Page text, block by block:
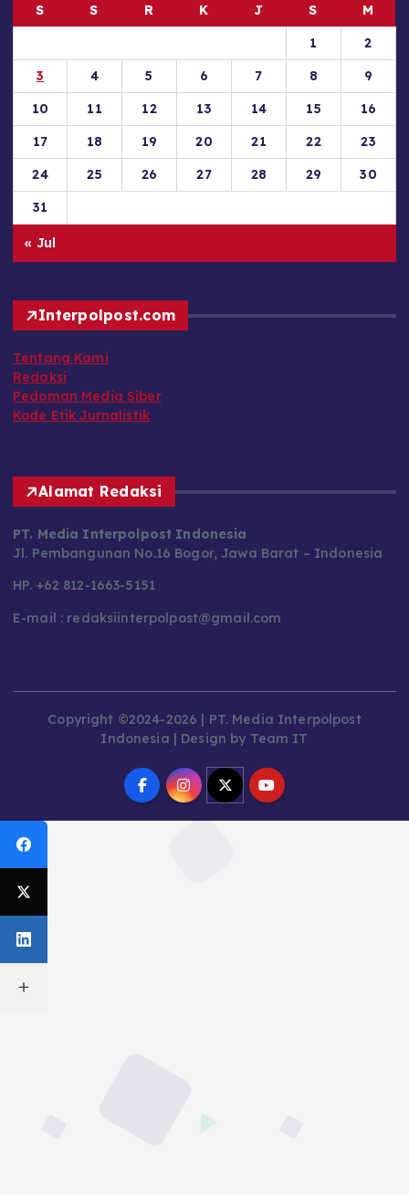
S S R K J S
M
1
2
3
4 5 6 7 8
9
10
11 12 13 14 15
16
17
18 19 20 21 22
23
24
25 26 27 28 29
30
31
« Jul
Interpolpost.com
Tentang Kami
Redaksi
Pedoman Media Siber
Kode Etik Jurnalistik
Alamat Redaksi
PT. Media Interpolpost Indonesia
Jl. Pembangunan No.16 Bogor, Jawa Barat – Indonesia
HP. +62 812-1663-5151
E-mail : redaksiinterpolpost@gmail.com
Copyright ©2024-2026 | PT. Media Interpolpost
Indonesia | Design by Team IT